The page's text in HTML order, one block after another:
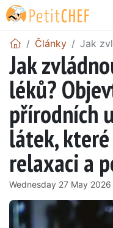
Články Jak
Jak
léků?
přírodních
látek,
relaxaci a
Wednesday 27 May